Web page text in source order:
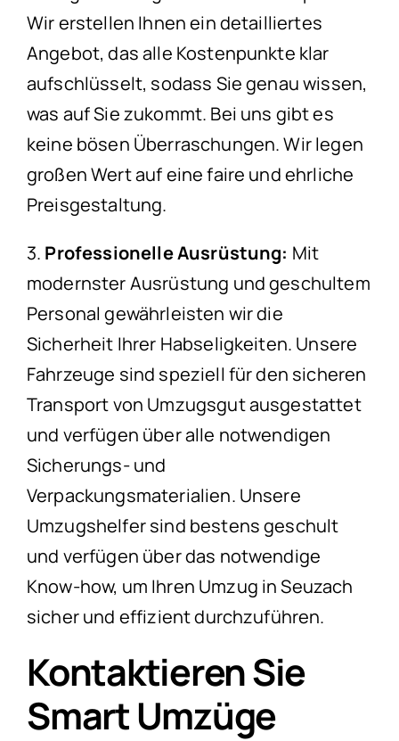
Wir erstellen Ihnen ein detailliertes
Angebot, das alle Kostenpunkte klar
aufschlüsselt, sodass Sie genau wissen,
was auf Sie zukommt. Bei uns gibt es
keine bösen Überraschungen. Wir legen
großen Wert auf eine faire und ehrliche
Preisgestaltung.
3. Professionelle Ausrüstung: Mit
modernster Ausrüstung und geschultem
Personal gewährleisten wir die
Sicherheit Ihrer Habseligkeiten. Unsere
Fahrzeuge sind speziell für den sicheren
Transport von Umzugsgut ausgestattet
und verfügen über alle notwendigen
Sicherungs- und
Verpackungsmaterialien. Unsere
Umzugshelfer sind bestens geschult
und verfügen über das notwendige
Know-how, um Ihren Umzug in Seuzach
sicher und effizient durchzuführen.
Kontaktieren Sie
Smart Umzüge